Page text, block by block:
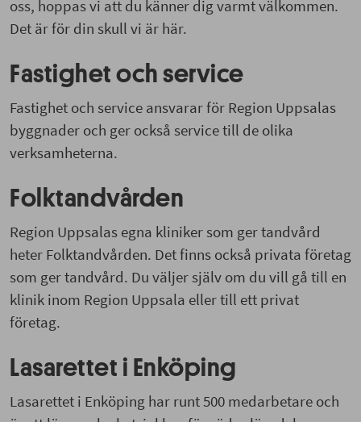
oss, hoppas vi att du känner dig varmt välkommen.
Det är för din skull vi är här.
Fastighet och service
Fastighet och service ansvarar för Region Uppsalas
byggnader och ger också service till de olika
verksamheterna.
Folktandvården
Region Uppsalas egna kliniker som ger tandvård
heter Folktandvården. Det finns också privata företag
som ger tandvård. Du väljer själv om du vill gå till en
klinik inom Region Uppsala eller till ett privat
företag.
Lasarettet i Enköping
Lasarettet i Enköping har runt 500 medarbetare och